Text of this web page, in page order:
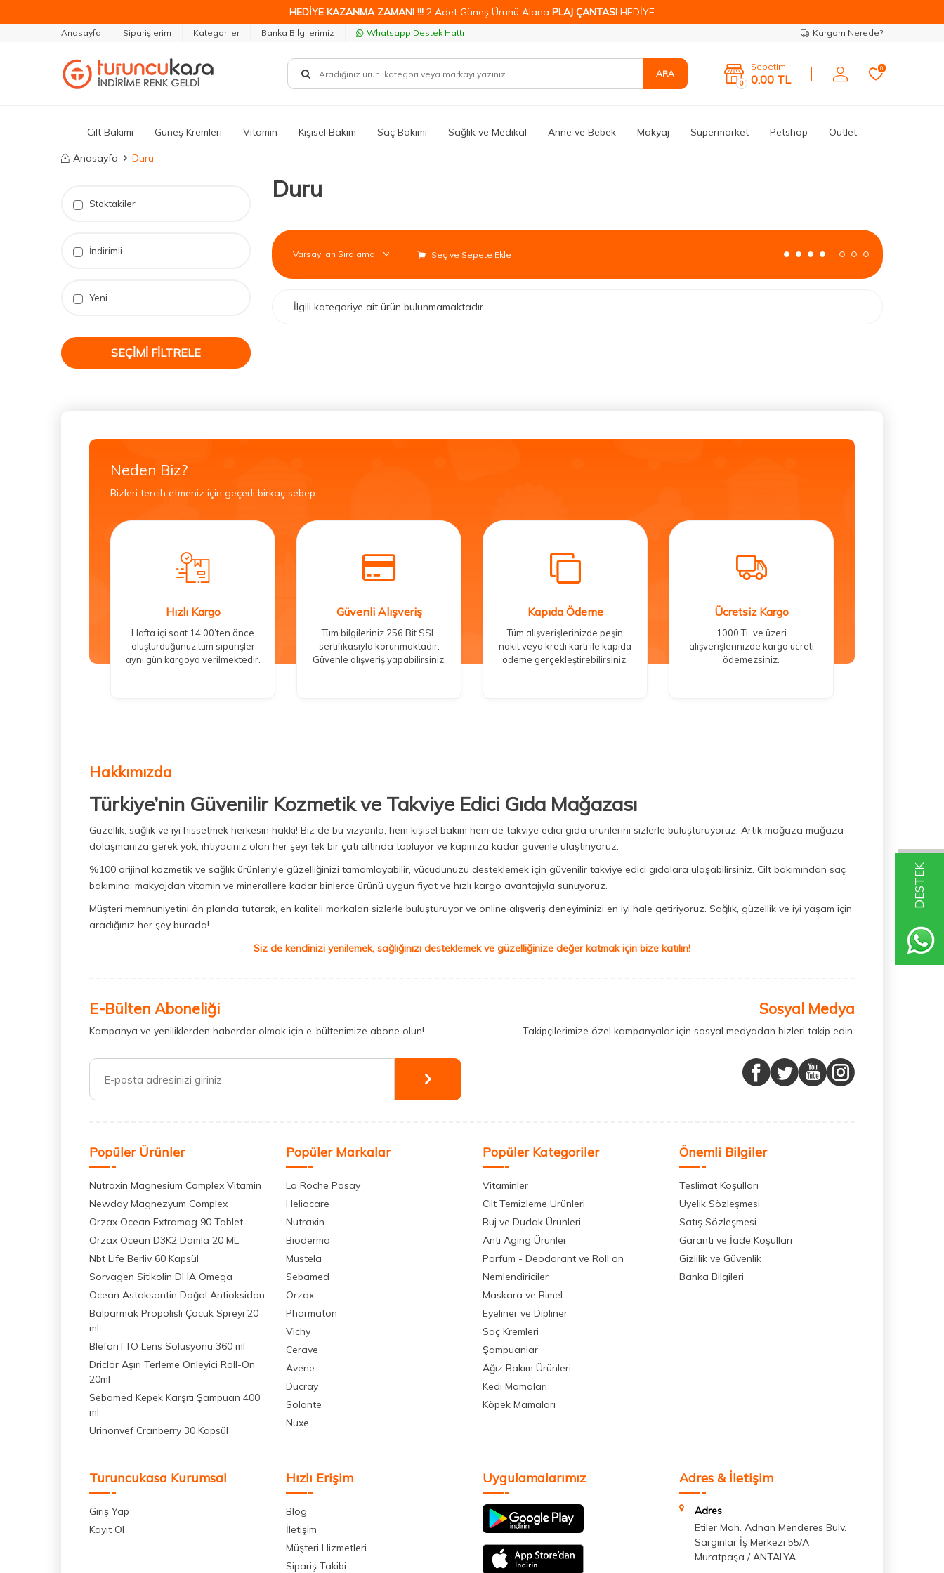
DESTEK
HEDİYE KAZANMA ZAMANI !!! 2 Adet Güneş Ürünü Alana PLAJ ÇANTASI HEDİYE
Anasayfa Siparişlerim Kategoriler Banka Bilgilerimiz Whatsapp Destek Hattı Kargom Nerede?
ARA
0
Sepetim
0,00 TL
0
Cilt Bakımı Güneş Kremleri Vitamin Kişisel Bakım Saç Bakımı Sağlık ve Medikal Anne ve Bebek Makyaj Süpermarket Petshop Outlet
Anasayfa Duru
Stoktakiler
İndirimli
Yeni
SEÇIMI FILTRELE
Duru
Seç ve Sepete Ekle
İlgili kategoriye ait ürün bulunmamaktadır.
Neden Biz?
Bizleri tercih etmeniz için geçerli birkaç sebep.
Hızlı Kargo
Hafta içi saat 14:00’ten önce
oluşturduğunuz tüm siparişler
aynı gün kargoya verilmektedir.
Güvenli Alışveriş
Tüm bilgileriniz 256 Bit SSL
sertifikasıyla korunmaktadır.
Güvenle alışveriş yapabilirsiniz.
Kapıda Ödeme
Tüm alışverişlerinizde peşin
nakit veya kredi kartı ile kapıda
ödeme gerçekleştirebilirsiniz.
Ücretsiz Kargo
1000 TL ve üzeri
alışverişlerinizde kargo ücreti
ödemezsiniz.
Hakkımızda
Türkiye’nin Güvenilir Kozmetik ve Takviye Edici Gıda Mağazası
Güzellik, sağlık ve iyi hissetmek herkesin hakkı! Biz de bu vizyonla, hem kişisel bakım hem de takviye edici gıda ürünlerini sizlerle buluşturuyoruz. Artık mağaza mağaza
dolaşmanıza gerek yok; ihtiyacınız olan her şeyi tek bir çatı altında topluyor ve kapınıza kadar güvenle ulaştırıyoruz.
%100 orijinal kozmetik ve sağlık ürünleriyle güzelliğinizi tamamlayabilir, vücudunuzu desteklemek için güvenilir takviye edici gıdalara ulaşabilirsiniz. Cilt bakımından saç
bakımına, makyajdan vitamin ve minerallere kadar binlerce ürünü uygun fiyat ve hızlı kargo avantajıyla sunuyoruz.
Müşteri memnuniyetini ön planda tutarak, en kaliteli markaları sizlerle buluşturuyor ve online alışveriş deneyiminizi en iyi hale getiriyoruz. Sağlık, güzellik ve iyi yaşam için
aradığınız her şey burada!
Siz de kendinizi yenilemek, sağlığınızı desteklemek ve güzelliğinize değer katmak için bize katılın!
E-Bülten Aboneliği
Kampanya ve yeniliklerden haberdar olmak için e-bültenimize abone olun!
Sosyal Medya
Takipçilerimize özel kampanyalar için sosyal medyadan bizleri takip edin.
Popüler Ürünler
Nutraxin Magnesium Complex Vitamin
Newday Magnezyum Complex
Orzax Ocean Extramag 90 Tablet
Orzax Ocean D3K2 Damla 20 ML
Nbt Life Berliv 60 Kapsül
Sorvagen Sitikolin DHA Omega
Ocean Astaksantin Doğal Antioksidan
Balparmak Propolisli Çocuk Spreyi 20
ml
BlefariTTO Lens Solüsyonu 360 ml
Driclor Aşırı Terleme Önleyici Roll-On
20ml
Sebamed Kepek Karşıtı Şampuan 400
ml
Urinonvef Cranberry 30 Kapsül
Popüler Markalar
La Roche Posay
Heliocare
Nutraxin
Bioderma
Mustela
Sebamed
Orzax
Pharmaton
Vichy
Cerave
Avene
Ducray
Solante
Nuxe
Popüler Kategoriler
Vitaminler
Cilt Temizleme Ürünleri
Ruj ve Dudak Ürünleri
Anti Aging Ürünler
Parfüm - Deodarant ve Roll on
Nemlendiriciler
Maskara ve Rimel
Eyeliner ve Dipliner
Saç Kremleri
Şampuanlar
Ağız Bakım Ürünleri
Kedi Mamaları
Köpek Mamaları
Önemli Bilgiler
Teslimat Koşulları
Üyelik Sözleşmesi
Satış Sözleşmesi
Garanti ve İade Koşulları
Gizlilik ve Güvenlik
Banka Bilgileri
Turuncukasa Kurumsal
Giriş Yap
Kayıt Ol
Hızlı Erişim
Blog
İletişim
Müşteri Hizmetleri
Sipariş Takibi
Uygulamalarımız Adres & İletişim
Adres
Etiler Mah. Adnan Menderes Bulv.
Sargınlar İş Merkezi 55/A
Muratpaşa / ANTALYA